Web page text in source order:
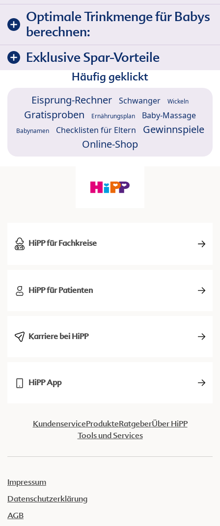
Optimale Trinkmenge für Babys
berechnen:
Exklusive Spar-Vorteile
Häufig geklickt
Eisprung-Rechner Schwanger Wickeln
Gratisproben Ernährungsplan Baby-Massage
Babynamen Checklisten für Eltern
Gewinnspiele
Online-Shop
HiPP für Fachkreise
HiPP für Patienten
Karriere bei HiPP
HiPP App
KundenserviceProdukteRatgeberÜber HiPP
Tools und Services
Impressum
Datenschutzerklärung
AGB